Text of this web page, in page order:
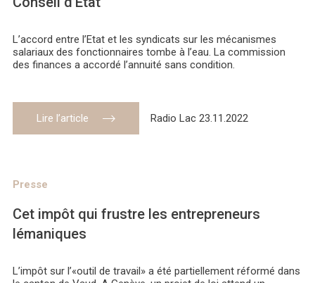
L’accord entre l’Etat et les syndicats sur les mécanismes
salariaux des fonctionnaires tombe à l’eau. La commission
des finances a accordé l’annuité sans condition.
Lire l’article Radio Lac 23.11.2022
Presse
Cet impôt qui frustre les entrepreneurs
lémaniques
L’impôt sur l’«outil de travail» a été partiellement réformé dans